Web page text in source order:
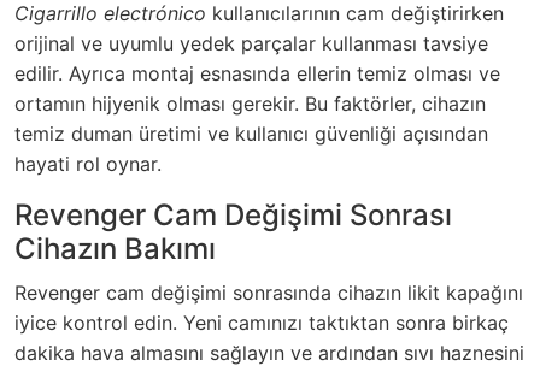
Cigarrillo electrónico kullanıcılarının cam değiştirirken
orijinal ve uyumlu yedek parçalar kullanması tavsiye
edilir. Ayrıca montaj esnasında ellerin temiz olması ve
ortamın hijyenik olması gerekir. Bu faktörler, cihazın
temiz duman üretimi ve kullanıcı güvenliği açısından
hayati rol oynar.
Revenger Cam Değişimi Sonrası
Cihazın Bakımı
Revenger cam değişimi sonrasında cihazın likit kapağını
iyice kontrol edin. Yeni camınızı taktıktan sonra birkaç
dakika hava almasını sağlayın ve ardından sıvı haznesini